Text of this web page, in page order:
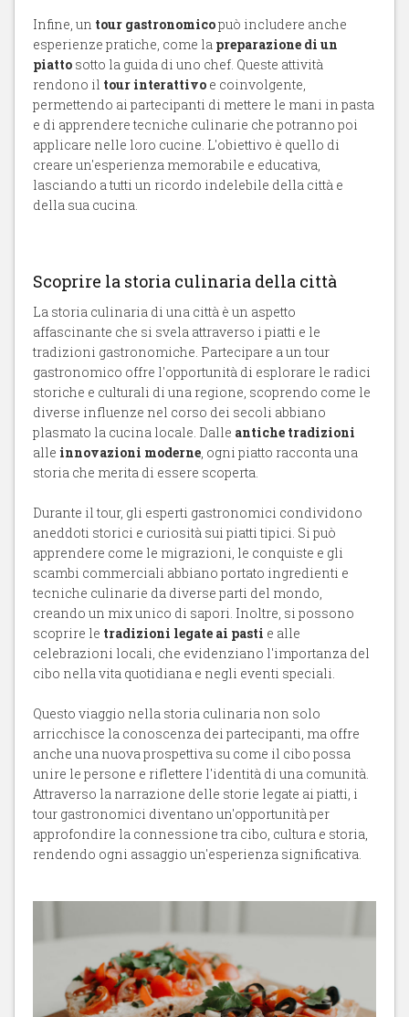
Infine, un tour gastronomicopuò includere anche
esperienze pratiche, come la preparazione di un
piatto sotto la guida di uno chef. Queste attività
rendono il tour interattivo e coinvolgente,
permettendo ai partecipanti di mettere le mani in pasta
e di apprendere tecniche culinarie che potranno poi
applicare nelle loro cucine. L'obiettivo è quello di
creare un'esperienza memorabile e educativa,
lasciando a tutti un ricordo indelebile della città e
della sua cucina.
Scoprire la storia culinaria della città
La storia culinaria di una città è un aspetto
affascinante che si svela attraverso i piatti e le
tradizioni gastronomiche. Partecipare a un tour
gastronomico offre l'opportunità di esplorare le radici
storiche e culturali di una regione, scoprendo come le
diverse influenze nel corso dei secoli abbiano
plasmato la cucina locale. Dalle antiche tradizioni
alle innovazioni moderne, ogni piatto racconta una
storia che merita di essere scoperta.
Durante il tour, gli esperti gastronomici condividono
aneddoti storici e curiosità sui piatti tipici. Si può
apprendere come le migrazioni, le conquiste e gli
scambi commerciali abbiano portato ingredienti e
tecniche culinarie da diverse parti del mondo,
creando un mix unico di sapori. Inoltre, si possono
scoprire le tradizioni legate ai pasti e alle
celebrazioni locali, che evidenziano l'importanza del
cibo nella vita quotidiana e negli eventi speciali.
Questo viaggio nella storia culinaria non solo
arricchisce la conoscenza dei partecipanti, ma offre
anche una nuova prospettiva su come il cibo possa
unire le persone e riflettere l'identità di una comunità.
Attraverso la narrazione delle storie legate ai piatti, i
tour gastronomici diventano un'opportunità per
approfondire la connessione tra cibo, cultura e storia,
rendendo ogni assaggio un'esperienza significativa.